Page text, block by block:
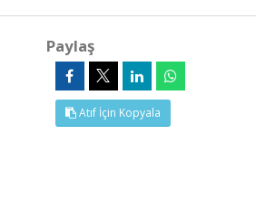
Paylaş
Atıf İçin Kopyala